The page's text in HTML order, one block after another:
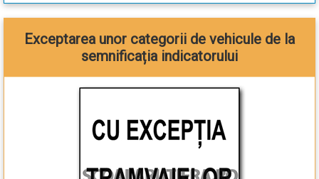
Exceptarea unor categorii de vehicule de la
semnificația indicatorului